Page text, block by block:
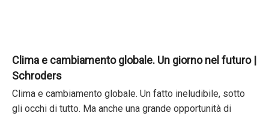
Clima e cambiamento globale. Un giorno nel futuro |
Schroders
Clima e cambiamento globale. Un fatto ineludibile, sotto
gli occhi di tutto. Ma anche una grande opportunità di